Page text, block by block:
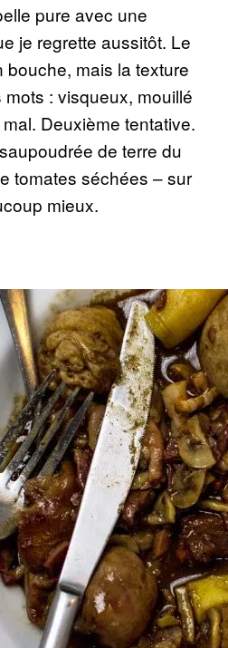
pure avec une
je regrette aussitôt. Le
mais la texture
: visqueux, mouillé
Deuxième tentative.
de terre du
tomates séchées – sur
mieux.